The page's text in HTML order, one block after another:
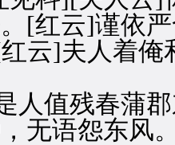
[红云]谨依
云]夫人着俺
值残春蒲郡
无语怨东风